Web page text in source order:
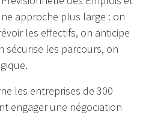
approche plus large : on
les effectifs, on anticipe
sécurise les parcours, on
les entreprises de 300
engager une négociation